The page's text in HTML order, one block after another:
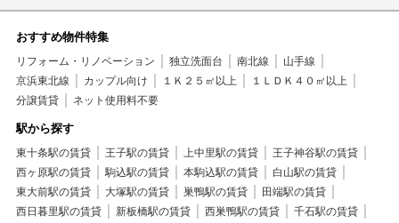
おすすめ物件特集
リフォーム・リノベーション 独立洗面台 南北線
山手線
京浜東北線
カップル向け １Ｋ２５㎡以上
１ＬＤＫ４０㎡以上
分譲賃貸
ネット使用料不要
駅から探す
東十条駅の賃貸 王子駅の賃貸 上中里駅の賃貸
王子神谷駅の賃貸
西ヶ原駅の賃貸
駒込駅の賃貸 本駒込駅の賃貸
白山駅の賃貸
東大前駅の賃貸
大塚駅の賃貸 巣鴨駅の賃貸
田端駅の賃貸
西日暮里駅の賃貸
新板橋駅の賃貸 西巣鴨駅の賃貸
千石駅の賃貸